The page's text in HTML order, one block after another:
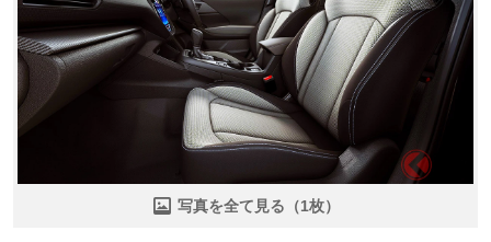
写真を全て見る（1枚）